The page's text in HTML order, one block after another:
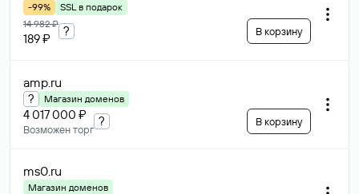
-99%
SSL в подарок
14 982 ₽
189 ₽
? В корзину
amp.ru
? Магазин доменов
4 017 000 ₽
Возможен торг
? В корзину
ms0.ru
Магазин доменов